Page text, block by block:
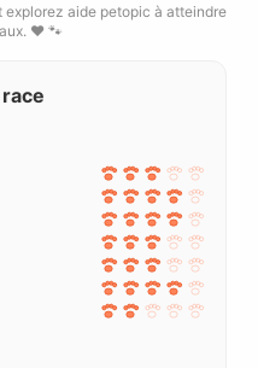
aide petopic à atteindre
❤️ 🐾